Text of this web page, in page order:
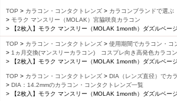
TOP カラコン・コンタクトレンズ
カラコンブランドで選ぶ
モラク マンスリー（MOLAK）宮脇咲良カラコン
【2枚入】モラク マンスリー（MOLAK 1month）ダズルベー
TOP カラコン・コンタクトレンズ
使用期間でカラコン・コ
1ヵ月交換(マンスリーカラコン) コスプレ向き高発色カラコン
【2枚入】モラク マンスリー（MOLAK 1month）ダズルベー
TOP カラコン・コンタクトレンズ
DIA（レンズ直径）でカ
DIA：14.2mmのカラコン・コンタクトレンズ一覧
【2枚入】モラク マンスリー（MOLAK 1month）ダズルベー